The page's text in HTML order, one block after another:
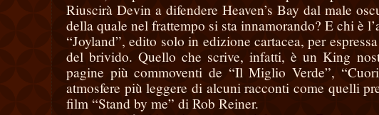
Riuscirà Devin a difendere Heaven’s Bay dal male
della quale nel frattempo si sta innamorando? E chi è
“Joyland”, edito solo in edizione cartacea, per
del brivido. Quello che scrive, infatti, è un King
pagine più commoventi de “Il Miglio Verde”,
atmosfere più leggere di alcuni racconti come quelli
film “Stand by me” di Rob Reiner.